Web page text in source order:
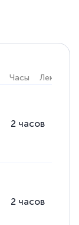
Часы Лекции
2 часов
2 часов